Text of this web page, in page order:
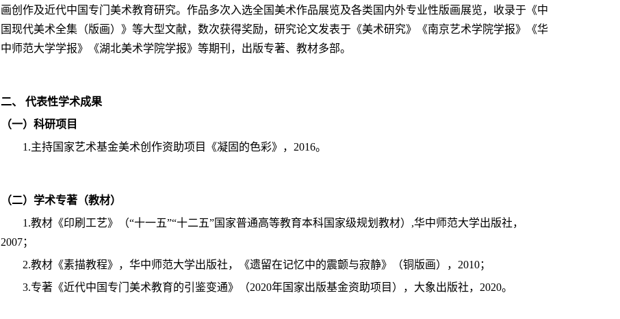
画创作及近代中国专门美术教育研究。作品多次入选全国美术作品展览及各类国内外专业性版画展览，收录于《中
国现代美术全集（版画）》等大型文献，数次获得奖励，研究论文发表于《美术研究》《南京艺术学院学报》《华
中师范大学学报》《湖北美术学院学报》等期刊，出版专著、教材多部。
二、 代表性学术成果
（一）科研项目
1.主持国家艺术基金美术创作资助项目《凝固的色彩》，2016。
（二）学术专著（教材）
1.教材《印刷工艺》（“十一五”“十二五”国家普通高等教育本科国家级规划教材）,华中师范大学出版社，
2007；
2.教材《素描教程》，华中师范大学出版社，《遗留在记忆中的震颤与寂静》（铜版画），2010；
3.专著《近代中国专门美术教育的引鉴变通》（2020年国家出版基金资助项目），大象出版社，2020。